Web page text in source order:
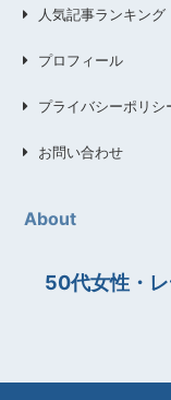
人気記事ランキング
プロフィール
プライバシーポリシ
お問い合わせ
About
50代女性・